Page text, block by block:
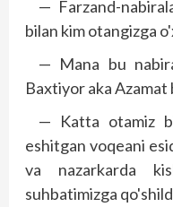
— Farzand-
bilan kim otangizga
— Mana bu
Baxtiyor aka
— Katta otamiz
eshitgan voqeani
va nazarkarda
suhbatimizga